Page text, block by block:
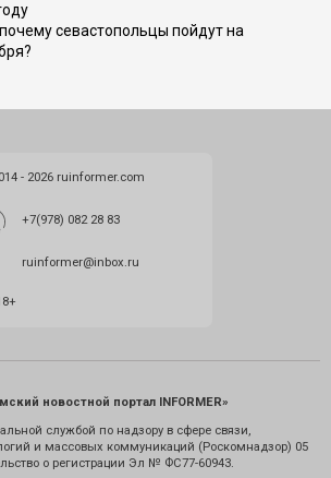
севастопольцы пойдут на
- 2026 ruinformer.com
+7(978) 082 28 83
ruinformer@inbox.ru
новостной портал INFORMER»
службой по надзору в сфере связи,
и массовых коммуникаций (Роскомнадзор) 05
о регистрации Эл № ФС77-60943.